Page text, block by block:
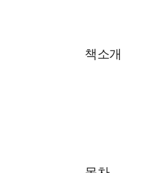
책소개